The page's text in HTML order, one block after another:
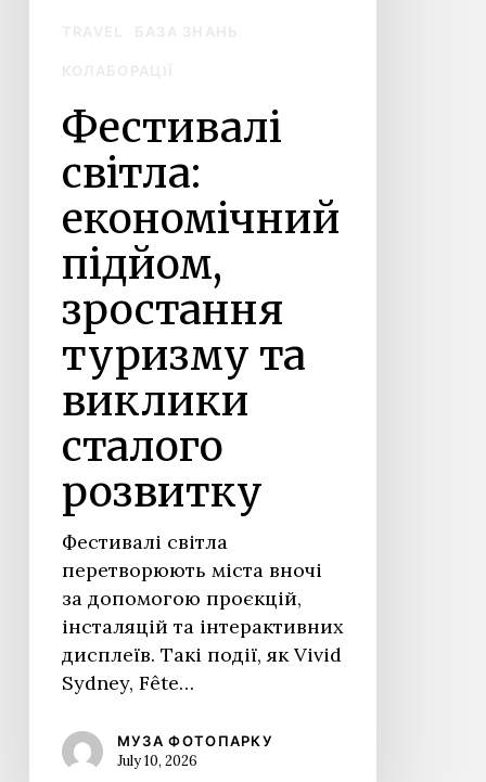
Фестивалі
світла:
економічний
підйом,
зростання
туризму та
виклики
сталого
розвитку
Фестивалі світла
перетворюють міста вночі
за допомогою проєкцій,
інсталяцій та інтерактивних
дисплеїв. Такі події, як Vivid
Sydney, Fête…
МУЗА ФОТОПАРКУ
July 10, 2026